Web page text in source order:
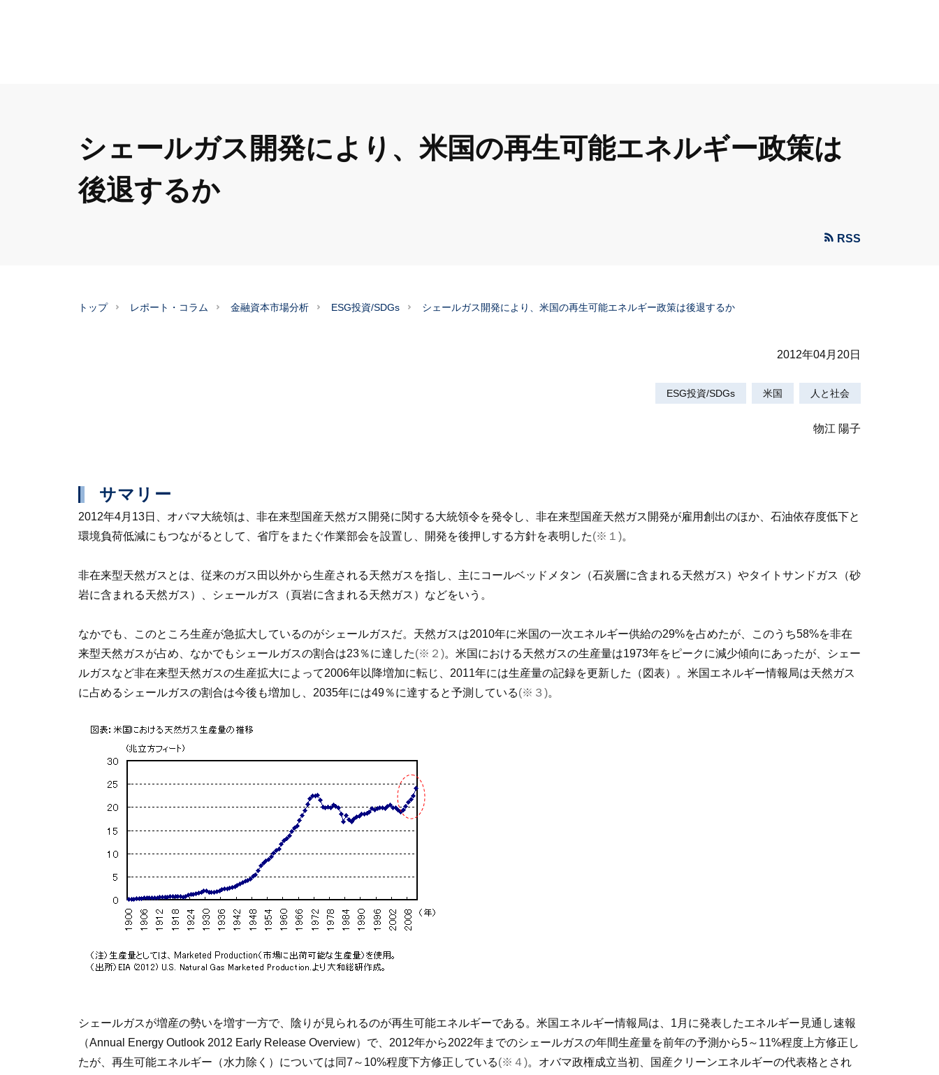
シェールガス開発により、米国の再生可能エネルギー政策は
後退するか
RSS
トップ レポート・コラム 金融資本市場分析 ESG投資/SDGs シェールガス開発により、米国の再生可能エネルギー政策は後退するか
2012年04月20日
ESG投資/SDGs 米国 人と社会
物江 陽子
サマリー
2012年4月13日、オバマ大統領は、非在来型国産天然ガス開発に関する大統領令を発令し、非在来型国産天然ガス開発が雇用創出のほか、石油依存度低下と
環境負荷低減にもつながるとして、省庁をまたぐ作業部会を設置し、開発を後押しする方針を表明した(※１)。
非在来型天然ガスとは、従来のガス田以外から生産される天然ガスを指し、主にコールベッドメタン（石炭層に含まれる天然ガス）やタイトサンドガス（砂
岩に含まれる天然ガス）、シェールガス（頁岩に含まれる天然ガス）などをいう。
なかでも、このところ生産が急拡大しているのがシェールガスだ。天然ガスは2010年に米国の一次エネルギー供給の29%を占めたが、このうち58%を非在
来型天然ガスが占め、なかでもシェールガスの割合は23％に達した(※２)。米国における天然ガスの生産量は1973年をピークに減少傾向にあったが、シェー
ルガスなど非在来型天然ガスの生産拡大によって2006年以降増加に転じ、2011年には生産量の記録を更新した（図表）。米国エネルギー情報局は天然ガス
に占めるシェールガスの割合は今後も増加し、2035年には49％に達すると予測している(※３)。
シェールガスが増産の勢いを増す一方で、陰りが見られるのが再生可能エネルギーである。米国エネルギー情報局は、1月に発表したエネルギー見通し速報
（Annual Energy Outlook 2012 Early Release Overview）で、2012年から2022年までのシェールガスの年間生産量を前年の予測から5～11%程度上方修正し
たが、再生可能エネルギー（水力除く）については同7～10%程度下方修正している(※４)。オバマ政権成立当初、国産クリーンエネルギーの代表格とされ